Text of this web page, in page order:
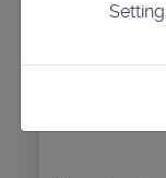
Version